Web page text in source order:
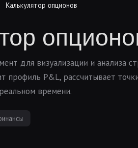
Калькулятор опционов
для визуализации и анализа
профиль P&L, рассчитывает
времени.